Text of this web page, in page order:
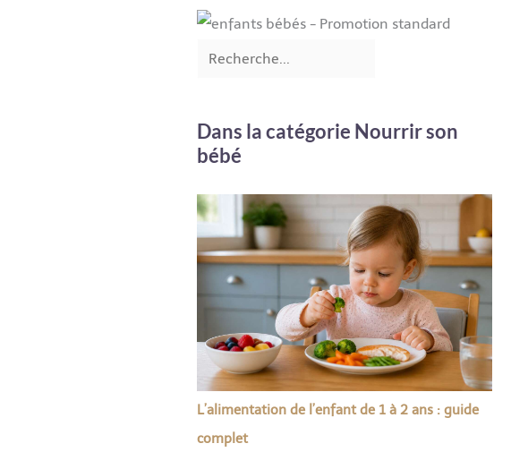
Dans la catégorie Nourrir son
bébé
L’alimentation de l’enfant de 1 à 2 ans : guide
complet